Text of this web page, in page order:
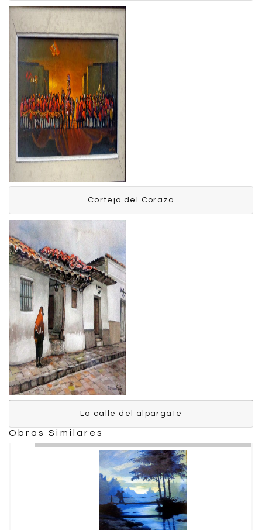
Pavón Germán
Pavón Germán
Cortejo del Coraza
Pavón Germán
La calle del alpargate
Obras Similares